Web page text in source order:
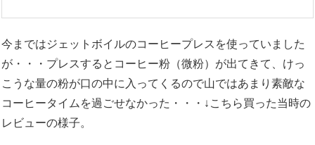
今まではジェットボイルのコーヒープレスを使っていました
が・・・プレスするとコーヒー粉（微粉）が出てきて、けっ
こうな量の粉が口の中に入ってくるので山ではあまり素敵な
コーヒータイムを過ごせなかった・・・↓こちら買った当時の
レビューの様子。